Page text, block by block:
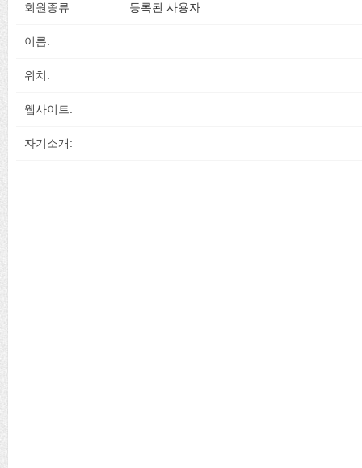
회원종류: 등록된 사용자
이름:
위치:
웹사이트:
자기소개: